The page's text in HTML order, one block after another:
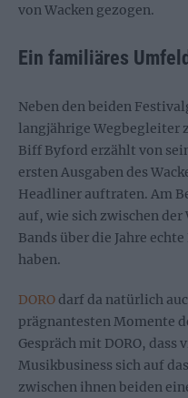
von Wacken gezogen.
Ein familiäres Umfeld
Neben den beiden
langjährige Wegbegleiter
Biff Byford erzählt von
ersten Ausgaben des
Headliner auftraten. Am
auf, wie sich zwischen der
Bands über die Jahre
haben.
DORO darf da natürlich
prägnantesten Momente
Gespräch mit DORO,
Musikbusiness sich auf
zwischen ihnen beiden